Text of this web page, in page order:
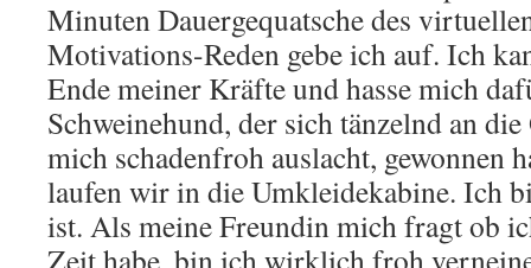
Minuten Dauergequatsche des
Motivations-Reden gebe ich auf. Ich
Ende meiner Kräfte und hasse mich
Schweinehund, der sich tänzelnd an
mich schadenfroh auslacht, gewonnen
laufen wir in die Umkleidekabine. Ich
ist. Als meine Freundin mich fragt ob
Zeit habe, bin ich wirklich froh